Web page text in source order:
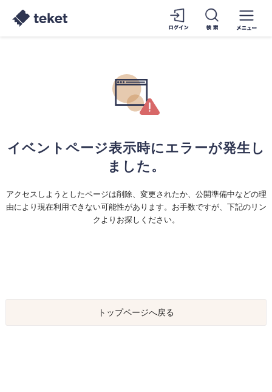
イベントページ表示時にエラーが発生し
ました。
アクセスしようとしたページは削除、変更されたか、公開準備中などの理
由により現在利用できない可能性があります。お手数ですが、下記のリン
クよりお探しください。
トップページへ戻る